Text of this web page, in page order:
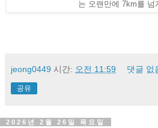
는 오랜만에 7km를 넘
jeong0449 시간: 오전 11:59 댓글 없
공유
2026년 2월 26일 목요일